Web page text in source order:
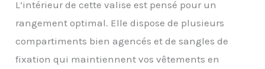
Compartiment
entièrement doublé
pour une organisation
optimisée.
L’intérieur de cette valise est pensé pour un
rangement optimal. Elle dispose de plusieurs
compartiments bien agencés et de sangles de
fixation qui maintiennent vos vêtements en